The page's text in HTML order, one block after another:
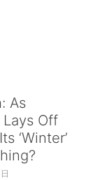
As
Off
‘Winter’